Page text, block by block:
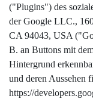
("Plugins") des
der Google LLC.,
CA 94043, USA
B. an Buttons mit
Hintergrund
und deren Aussehen
https://